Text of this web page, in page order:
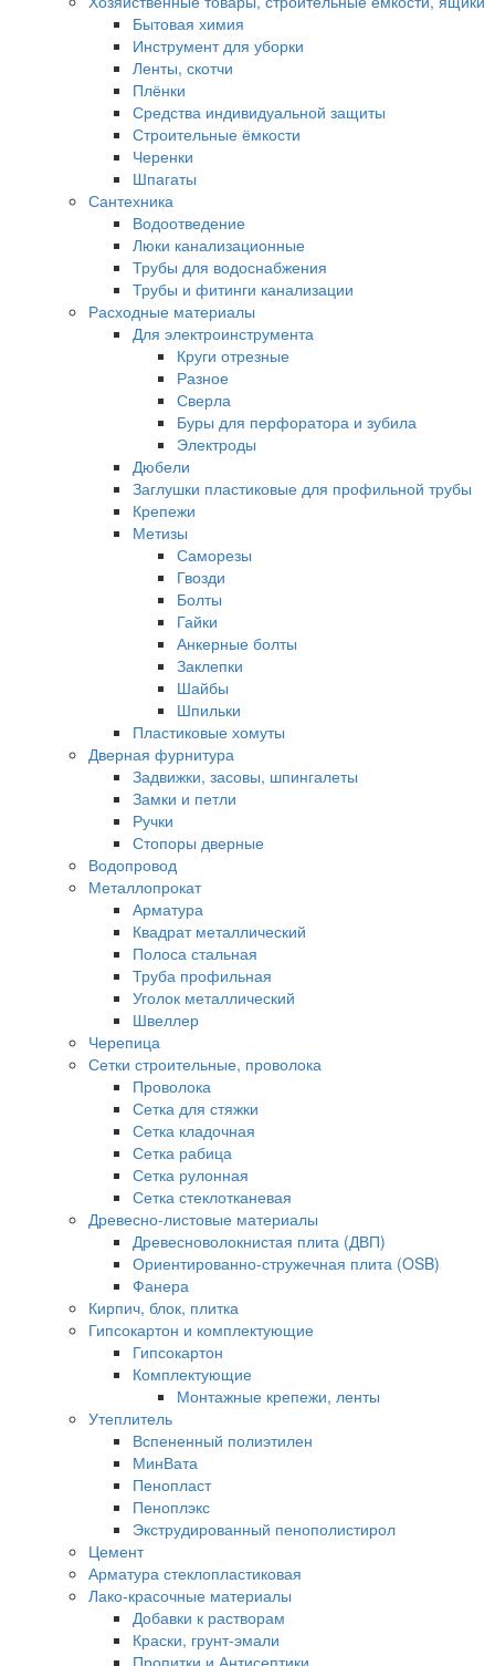
Бытовая химия
Инструмент для уборки
Ленты, скотчи
Плёнки
Средства индивидуальной защиты
Строительные ёмкости
Черенки
Шпагаты
Сантехника
Водоотведение
Люки канализационные
Трубы для водоснабжения
Трубы и фитинги канализации
Расходные материалы
Для электроинструмента
Круги отрезные
Разное
Сверла
Буры для перфоратора и зубила
Электроды
Дюбели
Заглушки пластиковые для профильной трубы
Крепежи
Метизы
Саморезы
Гвозди
Болты
Гайки
Анкерные болты
Заклепки
Шайбы
Шпильки
Пластиковые хомуты
Дверная фурнитура
Задвижки, засовы, шпингалеты
Замки и петли
Ручки
Стопоры дверные
Водопровод
Металлопрокат
Арматура
Квадрат металлический
Полоса стальная
Труба профильная
Уголок металлический
Швеллер
Черепица
Сетки строительные, проволока
Проволока
Сетка для стяжки
Сетка кладочная
Сетка рабица
Сетка рулонная
Сетка стеклотканевая
Древесно-листовые материалы
Древесноволокнистая плита (ДВП)
Ориентированно-стружечная плита (OSB)
Фанера
Кирпич, блок, плитка
Гипсокартон и комплектующие
Гипсокартон
Комплектующие
Монтажные крепежи, ленты
Утеплитель
Вспененный полиэтилен
МинВата
Пенопласт
Пеноплэкс
Экструдированный пенополистирол
Цемент
Арматура стеклопластиковая
Лако-красочные материалы
Добавки к растворам
Краски, грунт-эмали
Пропитки и Антисептики